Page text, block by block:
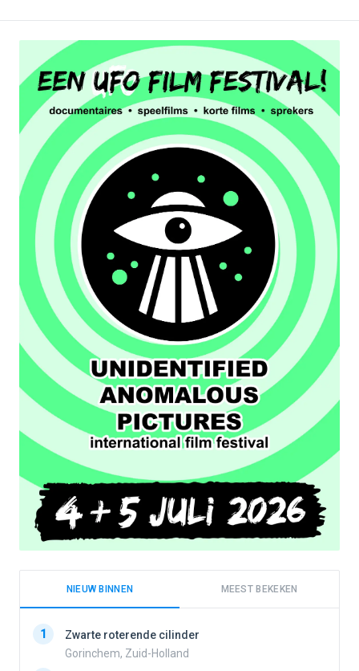
NIEUW BINNEN MEEST BEKEKEN
1
Zwarte roterende cilinder
Gorinchem, Zuid-Holland